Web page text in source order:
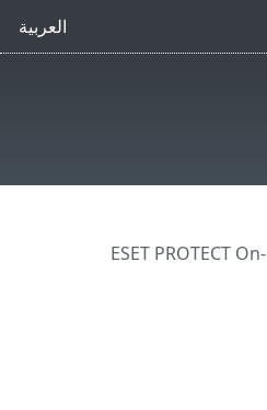
العربية
القائمة الرئيسية ESET PROTECT On-